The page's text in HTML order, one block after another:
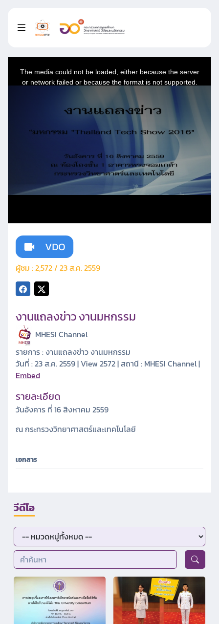
The media could not be loaded, either because the server
or network failed or because the format is not supported.
ผู้ชม : 2,572 / 23 ส.ค. 2559
งานแถลงข่าว งานมหกรรม
MHESI Channel
รายการ : งานแถลงข่าว งานมหกรรม
วันที่ : 23 ส.ค. 2559 | View 2572 | สถานี : MHESI Channel |
Embed
รายละเอียด
วันอังคาร ที่ 16 สิงหาคม 2559
ณ กระทรวงวิทยาศาสตร์และเทคโนโลยี
เอกสาร
วีดีโอ